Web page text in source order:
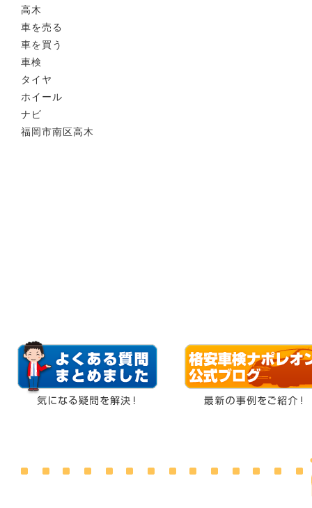
高木
車を売る
車を買う
車検
タイヤ
ホイール
ナビ
福岡市南区高木